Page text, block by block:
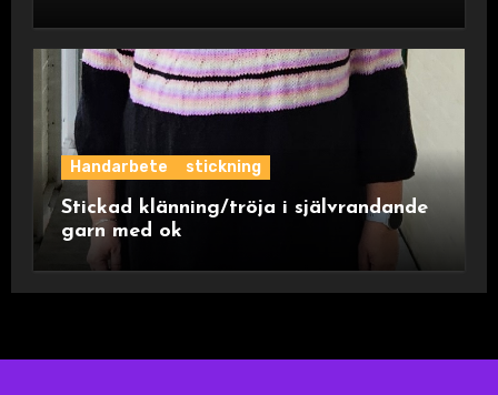
Handarbete stickning
Stickad klänning/tröja i självrandande
garn med ok